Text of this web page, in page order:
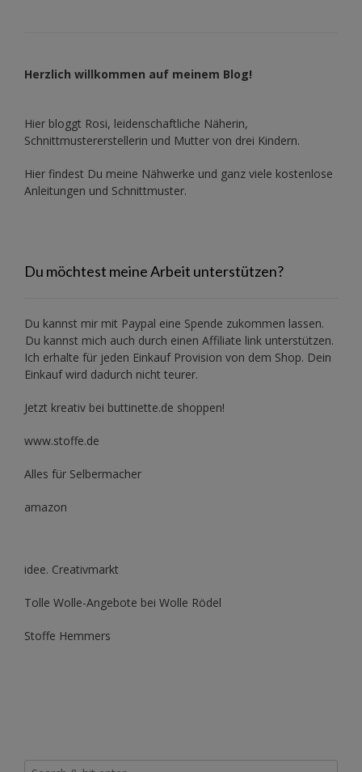
Herzlich willkommen auf meinem Blog!
Hier bloggt Rosi, leidenschaftliche Näherin,
Schnittmustererstellerin und Mutter von drei Kindern.
Hier findest Du meine Nähwerke und ganz viele kostenlose
Anleitungen und Schnittmuster.
Du möchtest meine Arbeit unterstützen?
Du kannst mir mit Paypal eine Spende zukommen lassen.
Du kannst mich auch durch einen Affiliate link unterstützen.
Ich erhalte für jeden Einkauf Provision von dem Shop. Dein
Einkauf wird dadurch nicht teurer.
Jetzt kreativ bei buttinette.de shoppen!
www.stoffe.de
Alles für Selbermacher
amazon
idee. Creativmarkt
Tolle Wolle-Angebote bei Wolle Rödel
Stoffe Hemmers